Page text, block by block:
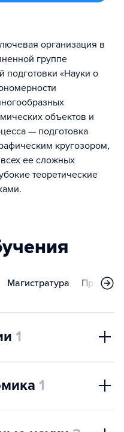
организация в
группе
подготовки «Науки о
объектов и
— подготовка
кругозором,
ее сложных
теоретические
Магистратура
1
1